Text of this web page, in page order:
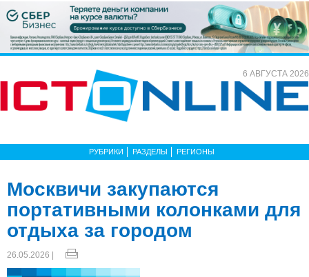
6 АВГУСТА 2026
РУБРИКИ РАЗДЕЛЫ РЕГИОНЫ
Москвичи закупаются
портативными колонками для
отдыха за городом
26.05.2026 |